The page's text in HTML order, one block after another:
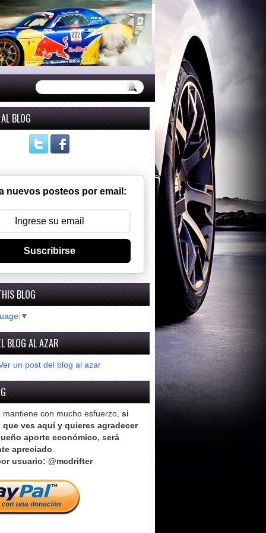
BLOG
nuevos posteos por email:
Suscribirse
BLOG
▼
BLOG AL AZAR
un post del blog al azar
mantiene con mucho esfuerzo, si
ves aquí y quieres agradecer
aporte económico, será
apreciado.
usuario: @mcdrifter